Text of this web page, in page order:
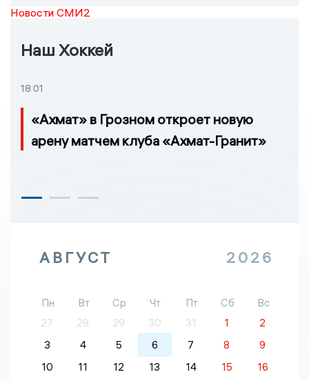
Новости СМИ2
Наш Хоккей
18:01
«Ахмат» в Грозном откроет новую
арену матчем клуба «Ахмат-Гранит»
АВГУСТ 2026
Пн Вт Ср Чт Пт Сб
Вс
27
28 29 30 31 1
2
3
4 5 6 7 8
9
10
11 12 13 14 15
16